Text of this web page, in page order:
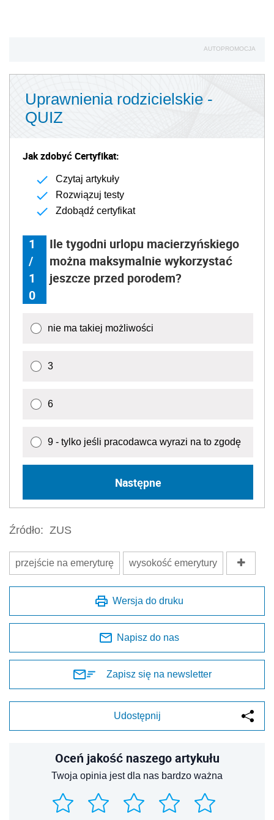
AUTOPROMOCJA
Uprawnienia rodzicielskie -
QUIZ
Jak zdobyć Certyfikat:
Czytaj artykuły
Rozwiązuj testy
Zdobądź certyfikat
1
/
1
0
Ile tygodni urlopu macierzyńskiego
można maksymalnie wykorzystać
jeszcze przed porodem?
nie ma takiej możliwości
3
6
9 - tylko jeśli pracodawca wyrazi na to zgodę
Następne
Źródło: ZUS
przejście na emeryturę wysokość emerytury
Wersja do druku
Napisz do nas
Zapisz się na newsletter
Udostępnij
Oceń jakość naszego artykułu
Twoja opinia jest dla nas bardzo ważna